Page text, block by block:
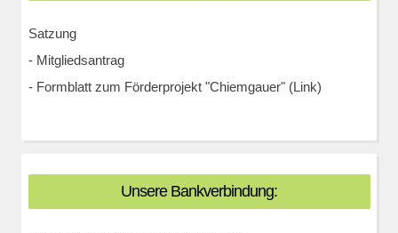
Satzung
- Mitgliedsantrag
- Formblatt zum Förderprojekt "Chiemgauer" (Link)
Unsere Bankverbindung: